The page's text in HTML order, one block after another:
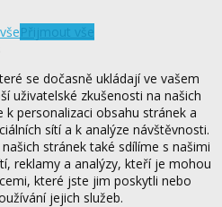
Přijmout vše
se dočasně ukládají ve vašem
uživatelské zkušenosti na našich
k personalizaci obsahu stránek a
sítí a k analýze návštěvnosti.
stránek také sdílíme s našimi
reklamy a analýzy, kteří je mohou
které jste jim poskytli nebo
jejich služeb.